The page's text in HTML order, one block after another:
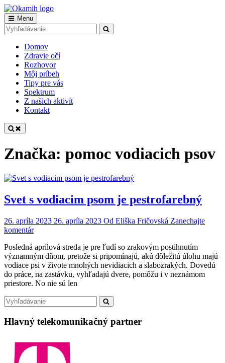
Skip
to
content
Okamih
Tvoria nevidiaci pre vidiacich
Main
Navigation
Menu
Search
for:
Domov
Zdravie očí
Rozhovor
Môj príbeh
Tipy pre vás
Spektrum
Z našich aktivít
Kontakt
Značka: pomoc vodiacich psov
Svet s vodiacim psom je pestrofarebný
26. apríla 2023 26. apríla 2023 Od Eliška Fričovská Zanechajte
komentáron
s
vodiacim
psom
je
pestrofarebný
Posledná aprílová streda je pre ľudí so zrakovým postihnutím
významným dňom, pretože si pripomínajú, akú dôležitú úlohu majú
vodiace psi v živote mnohých nevidiacich a slabozrakých. Dovedú
do práce, na zastávku, vyhľadajú dvere, pomôžu i v neznámom
priestore. No nie sú len
Primary
Sidebar
Search
for:
Hlavný telekomunikačný partner